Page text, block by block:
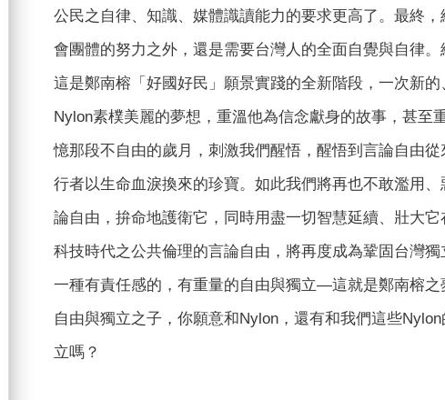
公民之自律、知識、媒體識讀能力的要求更高了。最終
會團體的努力之外，還是需要台灣人的全面自覺與自律
這是鄭南榕「好國好民」願景實踐的全新階段，一次新
Nylon素樸美麗的夢想，重溫他為信念獻身的故事，甚
憶那段不自由的歲月，刺激我們醒悟，醒悟到言論自由
行者以生命血淚換來的珍寶。如此我們將再也不敢濫用
論自由，拚命地護衛它，同時用盡一切智慧延續、壯大
科技時代之公共倫理的言論自由，將再度成為鞏固台灣獨
一種有責任感的，有重量的自由與獨立—這就是鄭南榕
自由與獨立之子，你願意和Nylon，還有和我們這些
立嗎？